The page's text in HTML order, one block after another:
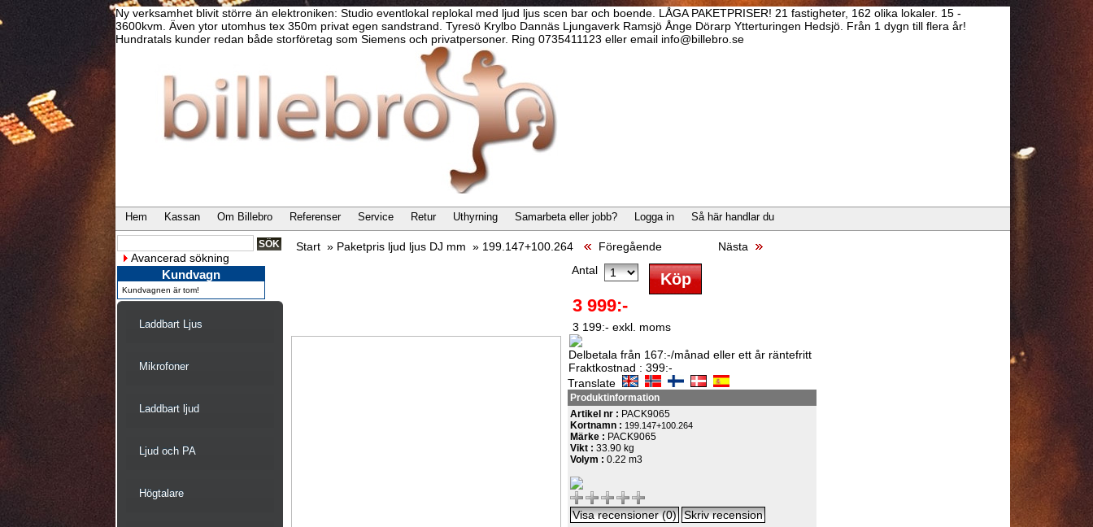
Ny verksamhet blivit större än elektroniken: Studio eventlokal replokal med ljud ljus scen bar och boende. LÅGA PAKETPRISER! 21 fastigheter, 162 olika lokaler. 15 -
3600kvm. Även ytor utomhus tex 350m privat egen sandstrand. Tyresö Krylbo Dannäs Ljungaverk Ramsjö Ånge Dörarp Ytterturingen Hedsjö. Från 1 dygn till flera år!
Hundratals kunder redan både storföretag som Siemens och privatpersoner. Ring 0735411123 eller email info@billebro.se
Hem Kassan Om Billebro Referenser Service Retur Uthyrning Samarbeta eller jobb? Logga in Så här handlar du
Avancerad sökning
Kundvagn
Kundvagnen är tom!
Laddbart Ljus
Mikrofoner
Laddbart ljud
Ljud och PA
Högtalare
Start » Paketpris ljud ljus DJ mm » 199.147+100.264 Föregående Nästa
Antal
3 999:-
3 199:- exkl. moms
Delbetala från 167:-/månad eller ett år räntefritt
Fraktkostnad : 399:-
Translate
Produktinformation
Artikel nr : PACK9065
Kortnamn :199.147+100.264
Märke : PACK9065
Vikt :33.90 kg
Volym :0.22 m3